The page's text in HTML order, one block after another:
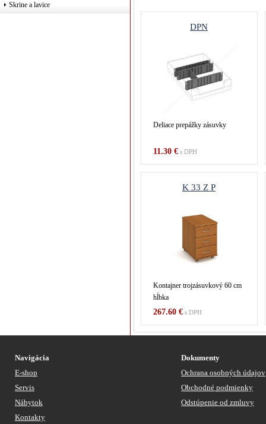
Skrine a lavice
DPN
Deliace prepážky zásuvky
11.30 €s DPH
K 33 Z P
Kontajner trojzásuvkový 60 cm
hĺbka
267.60 €s DPH
Navigácia
E-shop
Servis
Nábytok
Kontakty
Dokumenty
Ochrana osobných údajov
Obchodné podmienky
Odstúpenie od zmluvy